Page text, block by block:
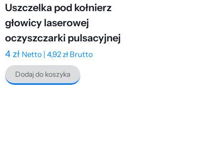
Uszczelka pod kołnierz
głowicy laserowej
oczyszczarki pulsacyjnej
4 zł Netto | 4,92 zł Brutto
Dodaj do koszyka